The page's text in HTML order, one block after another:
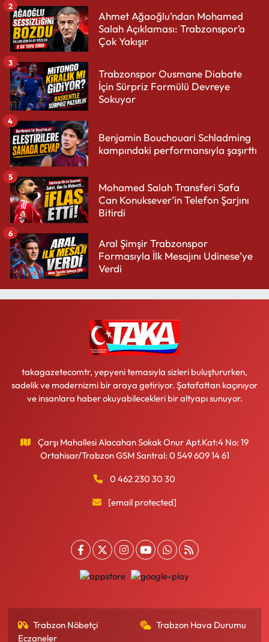
Ahmet Ağaoğlu’ndan Mohamed
Salah Açıklaması: Trabzonspor’a
Çok Yakışır
2
Trabzonspor Ousmane Diabate
İçin Sürpriz Formülü Devreye
Sokuyor
3
Benjamin Bouchouari Schladming
kampındaki performansıyla şaşırttı
4
Mohamed Salah Transferi Safa
Can Konuksever’in Telefon Şarjını
Bitirdi
5
Aral Şimşir Trabzonspor
Formasıyla İlk Mesajını Udinese’ye
Verdi
6
takagazetecomtr, yepyeni temasıyla sizleri buluştururken,
sadelik ve modernizmi bir araya getiriyor. Şatafattan kaçınıyor
ve insanlara haber okuyabilecekleri bir altyapı sunuyor.
Çarşı Mahallesi Alacahan Sokak Onur Apt.Kat:4 No: 19
Ortahisar/Trabzon GSM Santral: 0 549 609 14 61
0 462 230 30 30
[email protected]
Trabzon Nöbetçi
Eczaneler
Trabzon Hava Durumu